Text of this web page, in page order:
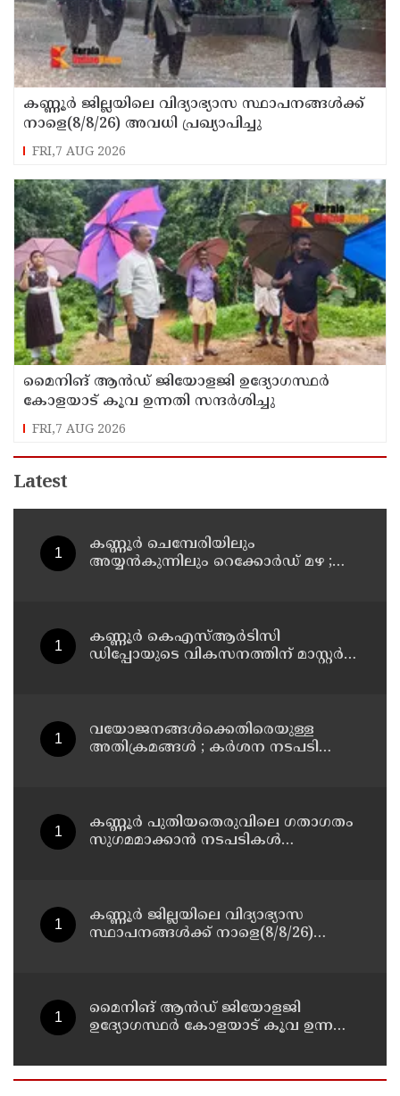
കണ്ണൂർ ജില്ലയിലെ വിദ്യാഭ്യാസ സ്ഥാപനങ്ങള്‍ക്ക്
നാളെ(8/8/26) അവധി പ്രഖ്യാപിച്ചു
FRI,7 AUG 2026
മൈനിങ് ആൻഡ്​ ജിയോളജി ഉദ്യോഗസ്ഥർ
കോളയാട് കൂവ ഉന്നതി സന്ദർശിച്ചു
FRI,7 AUG 2026
Latest
കണ്ണൂർ ചെമ്പേരിയിലും
അയ്യൻകുന്നിലും റെക്കോർഡ് മഴ ;
കണ്ണൂർ കെഎസ്ആർടിസി
ഡിപ്പോയുടെ വികസനത്തിന് മാസ്റ്റർ
വയോജനങ്ങൾക്കെതിരെയുള്ള
അതിക്രമങ്ങൾ ; കർശന നടപടി
കണ്ണൂർ പുതിയതെരുവിലെ ഗതാഗതം
സുഗമമാക്കാന്‍ നടപടികള്‍
കണ്ണൂർ ജില്ലയിലെ വിദ്യാഭ്യാസ
സ്ഥാപനങ്ങള്‍ക്ക് നാളെ(8/8/26)
മൈനിങ് ആൻഡ്​ ജിയോളജി
ഉദ്യോഗസ്ഥർ കോളയാട് കൂവ ഉന്നതി